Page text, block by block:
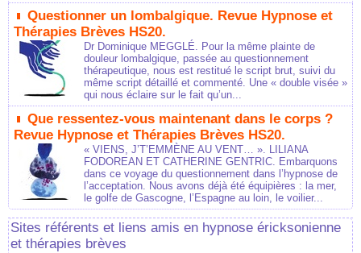
Questionner un lombalgique. Revue Hypnose et
Thérapies Brèves HS20.
Dr Dominique MEGGLÉ. Pour la même plainte de
douleur lombalgique, passée au questionnement
thérapeutique, nous est restitué le script brut, suivi du
même script détaillé et commenté. Une « double visée »
qui nous éclaire sur le fait qu’un...
Que ressentez-vous maintenant dans le corps ?
Revue Hypnose et Thérapies Brèves HS20.
« VIENS, J’T’EMMÈNE AU VENT… ». LILIANA
FODOREAN ET CATHERINE GENTRIC. Embarquons
dans ce voyage du questionnement dans l’hypnose de
l’acceptation. Nous avons déjà été équipières : la mer,
le golfe de Gascogne, l’Espagne au loin, le voilier...
Sites référents et liens amis en hypnose éricksonienne
et thérapies brèves